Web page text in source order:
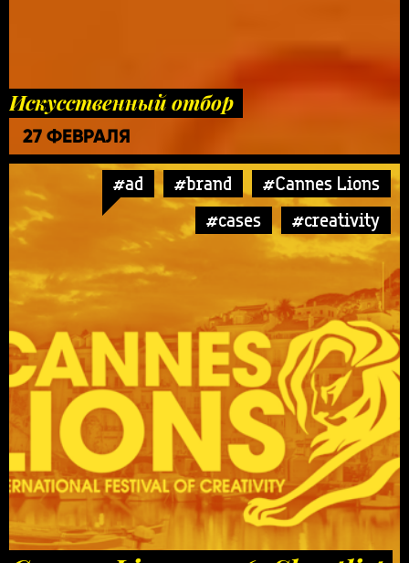
Искусственный отбор
27 ФЕВРАЛЯ
#ad #brand
#Cannes Lions
#cases
#creativity